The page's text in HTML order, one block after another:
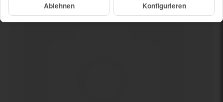
Ablehnen Konfigurieren